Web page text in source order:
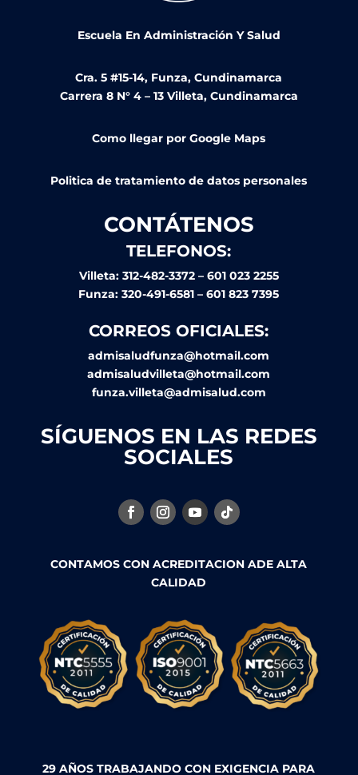
Escuela En Administración Y Salud
Cra. 5 #15-14, Funza, Cundinamarca
Carrera 8 N° 4 – 13 Villeta, Cundinamarca
Como llegar por Google Maps
Politica de tratamiento de datos personales
CONTÁTENOS
TELEFONOS:
Villeta: 312-482-3372 – 601 023 2255
Funza: 320-491-6581 – 601 823 7395
CORREOS OFICIALES:
admisaludfunza@hotmail.com
admisaludvilleta@hotmail.com
funza.villeta@admisalud.com
SÍGUENOS EN LAS REDES
SOCIALES
CONTAMOS CON ACREDITACION ADE ALTA
CALIDAD
29 AÑOS TRABAJANDO CON EXIGENCIA PARA